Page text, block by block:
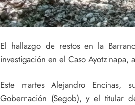
El hallazgo de restos en la
investigación en el Caso Ayotzinapa,
Este martes Alejandro Encinas,
Gobernación (Segob), y el titular